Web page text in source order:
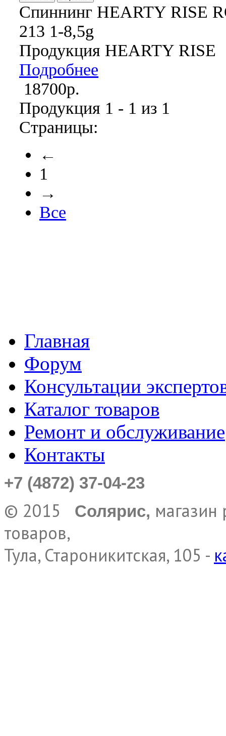
Спиннинг HEARTY RISE
213 1-8,5g
Продукция HEARTY RISE
Подробнее
18700р.
Продукция 1 - 1 из 1
Страницы:
←
1
→
Все
Главная
Форум
Консультации
Каталог товаров
Ремонт и обслуживание
Контакты
+7 (4872) 37-04-23
© 2015 Солярис, магазин
товаров,
Тула, Староникитская, 105 -